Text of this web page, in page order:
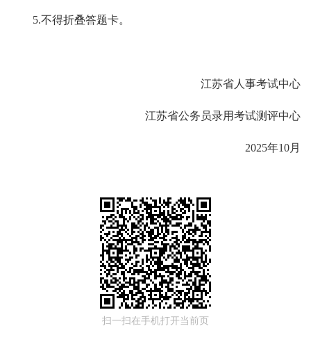
5.不得折叠答题卡。
江苏省人事考试中心
江苏省公务员录用考试测评中心
2025年10月
扫一扫在手机打开当前页